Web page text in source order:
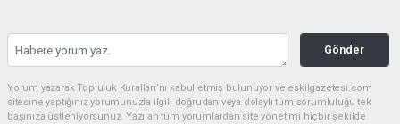
Gönder
Yorum yazarak Topluluk Kuralları’nı kabul etmiş bulunuyor ve eskilgazetesi.com
sitesine yaptığınız yorumunuzla ilgili doğrudan veya dolaylı tüm sorumluluğu tek
başınıza üstleniyorsunuz. Yazılan tüm yorumlardan site yönetimi hiçbir şekilde